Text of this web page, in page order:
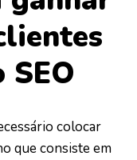
colocar
que consiste em